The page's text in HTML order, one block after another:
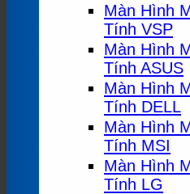
Màn Hình
Tính VSP
Màn Hình
Tính ASUS
Màn Hình
Tính DELL
Màn Hình
Tính MSI
Màn Hình
Tính LG